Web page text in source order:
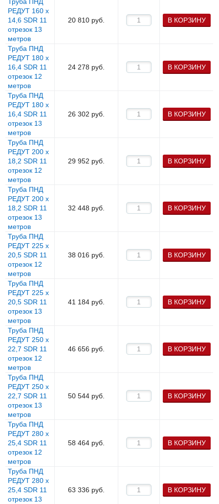
Труба ПНД
РЕДУТ 160 х
14,6 SDR 11
отрезок 13
метров
20 810 руб. В КОРЗИНУ
Труба ПНД
РЕДУТ 180 х
16,4 SDR 11
отрезок 12
метров
24 278 руб. В КОРЗИНУ
Труба ПНД
РЕДУТ 180 х
16,4 SDR 11
отрезок 13
метров
26 302 руб. В КОРЗИНУ
Труба ПНД
РЕДУТ 200 х
18,2 SDR 11
отрезок 12
метров
29 952 руб. В КОРЗИНУ
Труба ПНД
РЕДУТ 200 х
18,2 SDR 11
отрезок 13
метров
32 448 руб. В КОРЗИНУ
Труба ПНД
РЕДУТ 225 х
20,5 SDR 11
отрезок 12
метров
38 016 руб. В КОРЗИНУ
Труба ПНД
РЕДУТ 225 х
20,5 SDR 11
отрезок 13
метров
41 184 руб. В КОРЗИНУ
Труба ПНД
РЕДУТ 250 х
22,7 SDR 11
отрезок 12
метров
46 656 руб. В КОРЗИНУ
Труба ПНД
РЕДУТ 250 х
22,7 SDR 11
отрезок 13
метров
50 544 руб. В КОРЗИНУ
Труба ПНД
РЕДУТ 280 х
25,4 SDR 11
отрезок 12
метров
58 464 руб. В КОРЗИНУ
Труба ПНД
РЕДУТ 280 х
25,4 SDR 11
отрезок 13
63 336 руб. В КОРЗИНУ